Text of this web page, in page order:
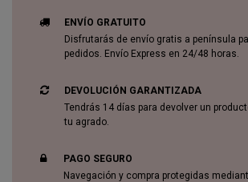
ENVÍO GRATUITO
Disfrutarás de envío gratis a península
pedidos. Envío Express en 24/48 horas.
DEVOLUCIÓN GARANTIZADA
Tendrás 14 días para devolver un
tu agrado.
PAGO SEGURO
Navegación y compra protegidas